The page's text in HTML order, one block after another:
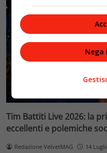
Tim Battiti Live 2026: la
eccellenti e polemiche
Redazione VelvetMAG 14
Nega